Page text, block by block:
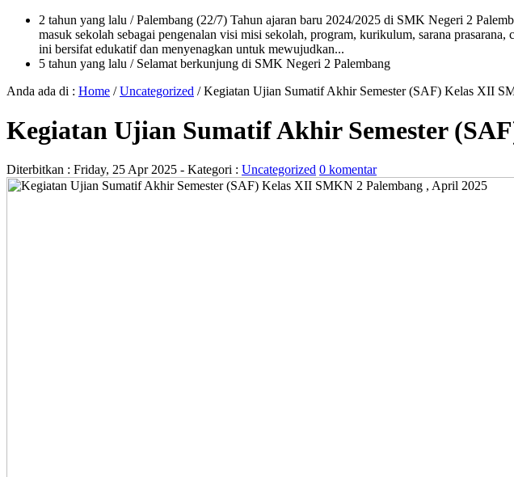
2 tahun yang lalu / Palembang (22/7) Tahun ajaran baru 2024/2025 di SMK Negeri 2
masuk sekolah sebagai pengenalan visi misi sekolah, program, kurikulum, sarana
ini bersifat edukatif dan menyenagkan untuk mewujudkan...
5 tahun yang lalu / Selamat berkunjung di SMK Negeri 2 Palembang
Anda ada di : Home /Uncategorized /Kegiatan Ujian Sumatif Akhir Semester (SAF) Kelas XII
Kegiatan Ujian Sumatif Akhir Semester
Diterbitkan : Friday, 25 Apr 2025 - Kategori : Uncategorized 0 komentar